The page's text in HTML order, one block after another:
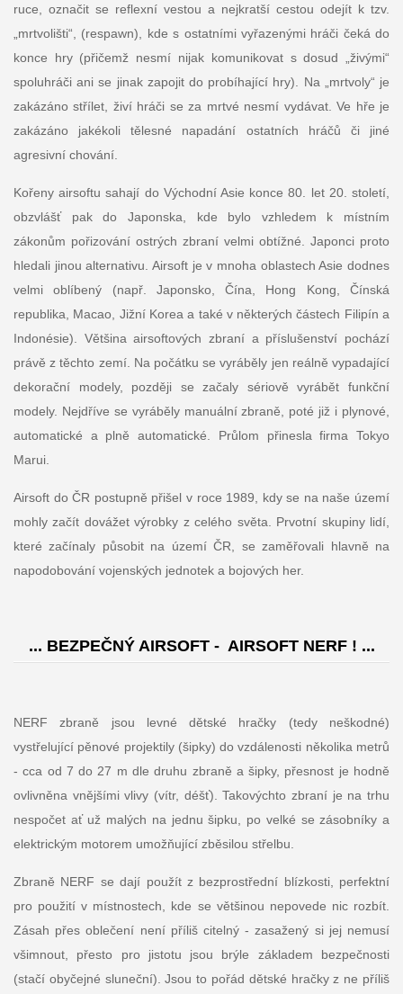
ruce, označit se reflexní vestou a nejkratší cestou odejít k tzv.
„mrtvolišti“, (respawn), kde s ostatními vyřazenými hráči čeká do
konce hry (přičemž nesmí nijak komunikovat s dosud „živými“
spoluhráči ani se jinak zapojit do probíhající hry). Na „mrtvoly“ je
zakázáno střílet, živí hráči se za mrtvé nesmí vydávat. Ve hře je
zakázáno jakékoli tělesné napadání ostatních hráčů či jiné
agresivní chování.
Kořeny airsoftu sahají do Východní Asie konce 80. let 20. století,
obzvlášť pak do Japonska, kde bylo vzhledem k místním
zákonům pořizování ostrých zbraní velmi obtížné. Japonci proto
hledali jinou alternativu. Airsoft je v mnoha oblastech Asie dodnes
velmi oblíbený (např. Japonsko, Čína, Hong Kong, Čínská
republika, Macao, Jižní Korea a také v některých částech Filipín a
Indonésie). Většina airsoftových zbraní a příslušenství pochází
právě z těchto zemí. Na počátku se vyráběly jen reálně vypadající
dekorační modely, později se začaly sériově vyrábět funkční
modely. Nejdříve se vyráběly manuální zbraně, poté již i plynové,
automatické a plně automatické. Průlom přinesla firma Tokyo
Marui.
Airsoft do ČR postupně přišel v roce 1989, kdy se na naše území
mohly začít dovážet výrobky z celého světa. Prvotní skupiny lidí,
které začínaly působit na území ČR, se zaměřovali hlavně na
napodobování vojenských jednotek a bojových her.
... BEZPEČNÝ AIRSOFT - AIRSOFT NERF ! ...
NERF zbraně jsou levné dětské hračky (tedy neškodné)
vystřelující pěnové projektily (šipky) do vzdálenosti několika metrů
- cca od 7 do 27 m dle druhu zbraně a šipky, přesnost je hodně
ovlivněna vnějšími vlivy (vítr, déšť). Takovýchto zbraní je na trhu
nespočet ať už malých na jednu šipku, po velké se zásobníky a
elektrickým motorem umožňující zběsilou střelbu.
Zbraně NERF se dají použít z bezprostřední blízkosti, perfektní
pro použití v místnostech, kde se většinou nepovede nic rozbít.
Zásah přes oblečení není příliš citelný - zasažený si jej nemusí
všimnout, přesto pro jistotu jsou brýle základem bezpečnosti
(stačí obyčejné sluneční). Jsou to pořád dětské hračky z ne příliš